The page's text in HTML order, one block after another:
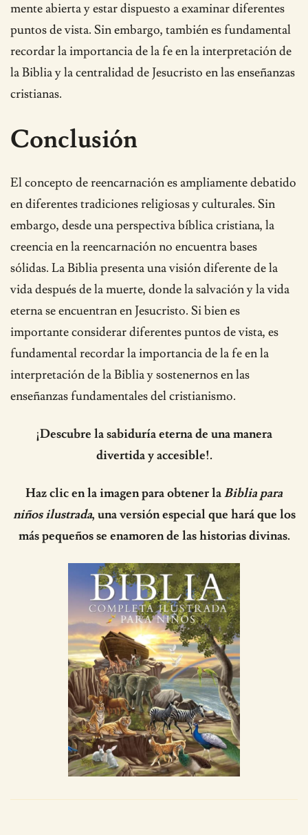
mente abierta y estar dispuesto a examinar diferentes
puntos de vista. Sin embargo, también es fundamental
recordar la importancia de la fe en la interpretación de
la Biblia y la centralidad de Jesucristo en las enseñanzas
cristianas.
Conclusión
El concepto de reencarnación es ampliamente debatido
en diferentes tradiciones religiosas y culturales. Sin
embargo, desde una perspectiva bíblica cristiana, la
creencia en la reencarnación no encuentra bases
sólidas. La Biblia presenta una visión diferente de la
vida después de la muerte, donde la salvación y la vida
eterna se encuentran en Jesucristo. Si bien es
importante considerar diferentes puntos de vista, es
fundamental recordar la importancia de la fe en la
interpretación de la Biblia y sostenernos en las
enseñanzas fundamentales del cristianismo.
¡Descubre la sabiduría eterna de una manera
divertida y accesible!.
Haz clic en la imagen para obtener laBiblia para
niños ilustrada, una versión especial que hará que los
más pequeños se enamoren de las historias divinas.